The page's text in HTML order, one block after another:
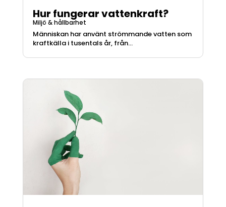
Hur fungerar vattenkraft?
Miljö & hållbarhet
Människan har använt strömmande vatten som
kraftkälla i tusentals år, från...